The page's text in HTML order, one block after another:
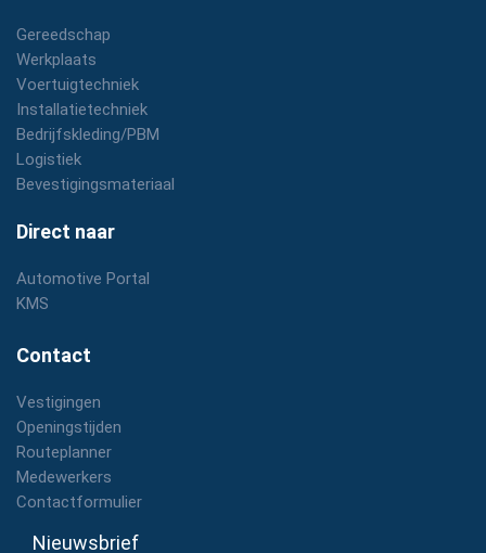
Gereedschap
Werkplaats
Voertuigtechniek
Installatietechniek
Bedrijfskleding/PBM
Logistiek
Bevestigingsmateriaal
Direct naar
Automotive Portal
KMS
Contact
Vestigingen
Openingstijden
Routeplanner
Medewerkers
Contactformulier
Nieuwsbrief